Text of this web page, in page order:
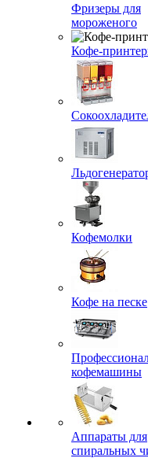
Фризеры для
мороженого
Кофе-
Кофемолки
Кофе на песке
кофемашины
Аппараты для
спиральных